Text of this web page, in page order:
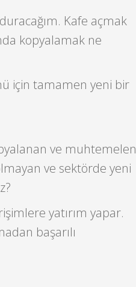
Kafe açmak
kopyalamak ne
için tamamen yeni bir
ve muhtemelen
ve sektörde yeni
yatırım yapar.
başarılı